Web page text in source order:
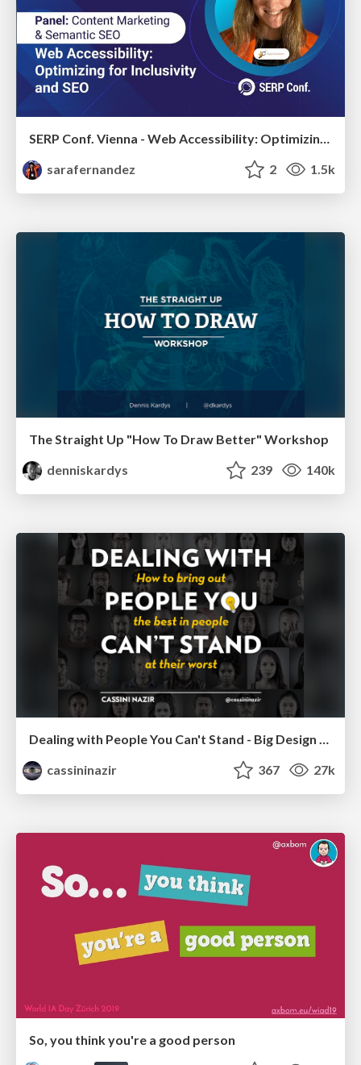
SERP Conf. Vienna - Web Accessibility: Optimizing for Inclusivity and SEO
sarafernandez
2 1.5k
The Straight Up "How To Draw Better" Workshop
denniskardys
239 140k
Dealing with People You Can't Stand - Big Design 2015
cassininazir
367 27k
So, you think you're a good person